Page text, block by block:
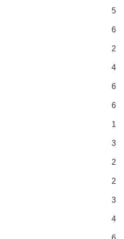
5
6
2
4
6
6
1
3
2
2
3
4